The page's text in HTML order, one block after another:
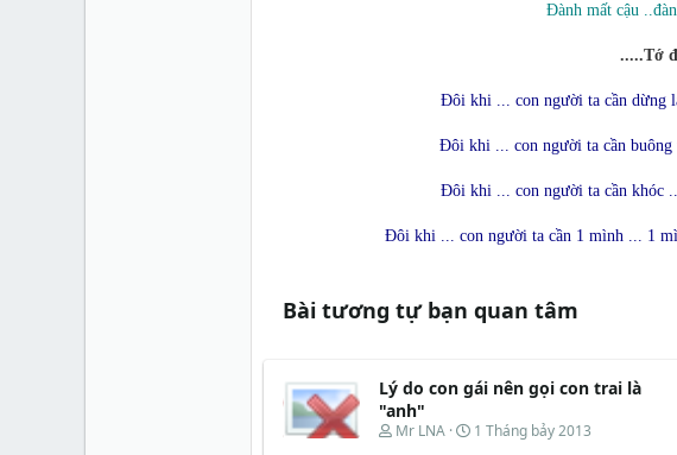
Đành mất cậu
.....Tớ
Đôi khi ... con người ta cần dừng
Đôi khi ... con người ta cần
Đôi khi ... con người ta cần khóc
Đôi khi ... con người ta cần 1 mình ... 1
Bài tương tự bạn quan tâm
Lý do con gái nên gọi con trai là
"anh"
T
Mr LNA
N1 Tháng bảy 2013